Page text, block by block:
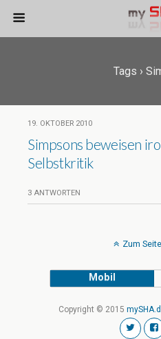
Tags ›
19. OKTOBER 2010
Simpsons beweisen
Selbstkritik
3 ANTWORTEN
Zum
Mobil
Copyright © 2015